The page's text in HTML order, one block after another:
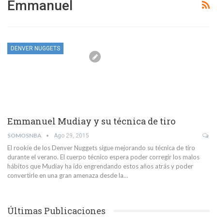
Emmanuel
DENVER NUGGETS
Emmanuel Mudiay y su técnica de tiro
SOMOSNBA Ago 29, 2015
El rookie de los Denver Nuggets sigue mejorando su técnica de tiro
durante el verano. El cuerpo técnico espera poder corregir los malos
hábitos que Mudiay ha ido engrendando estos años atrás y poder
convertirle en una gran amenaza desde la…
Últimas Publicaciones